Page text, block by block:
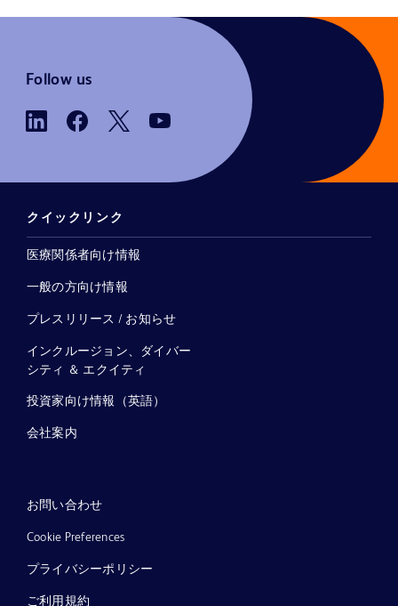
Follow us
クイックリンク
医療関係者向け情報
一般の方向け情報
プレスリリース / お知らせ
インクルージョン、ダイバー
シティ ＆ エクイティ
投資家向け情報（英語）
会社案内
お問い合わせ
Cookie Preferences
プライバシーポリシー
ご利用規約